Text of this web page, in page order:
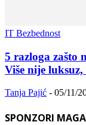
IT Bezbednost
5 razloga zašto
Više nije luksuz,
Tanja Pajić - 05/11/
SPONZORI